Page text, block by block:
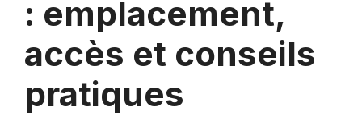
: emplacement,
accès et conseils
pratiques